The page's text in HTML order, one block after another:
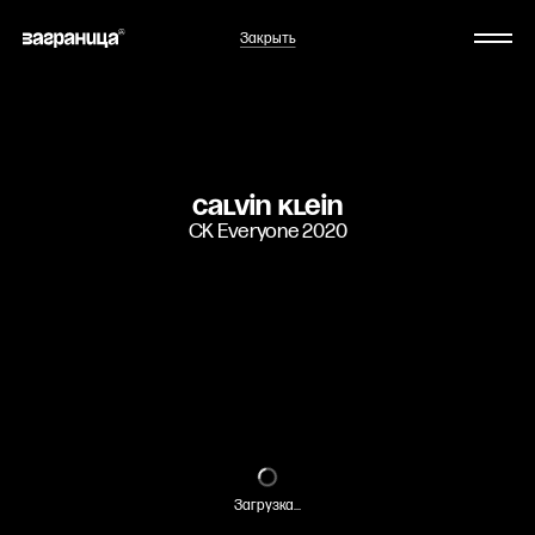
Закрыть
Загрузка...
Calvin Klein
CK Everyone 2020